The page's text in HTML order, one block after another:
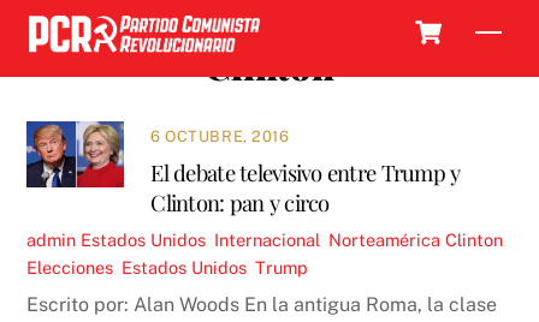
Skip
content
Clinton
6 OCTUBRE, 2016
El debate televisivo entre Trump y
Clinton: pan y circo
admin Estados Unidos Internacional Norteamérica Clinton
Elecciones Estados Unidos ,Trump
Escrito por: Alan Woods En la antigua Roma, la clase